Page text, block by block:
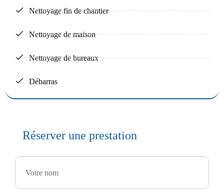
Nettoyage fin de chantier
Nettoyage de maison
Nettoyage de bureaux
Débarras
Réserver une prestation